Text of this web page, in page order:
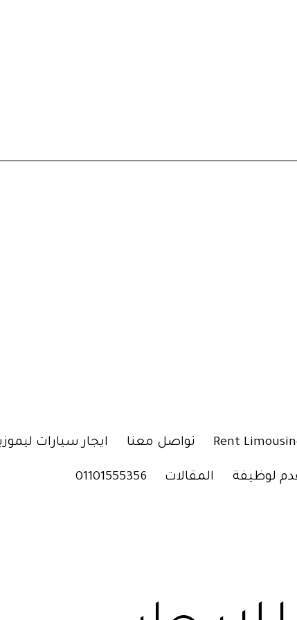
Rent تواصل معنا ايجار سيارات
لوظيفة المقالات 01101555356